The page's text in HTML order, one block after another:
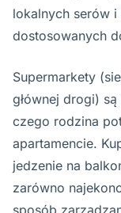
lokalnych serów
dostosowanych
Supermarkety
głównej drogi)
czego rodzina
apartamencie.
jedzenie na
zarówno
sposób